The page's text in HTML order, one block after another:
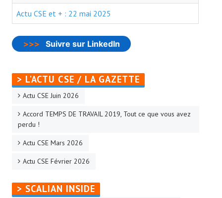
- Le Bistrot
Recherche avancée
S'inscrire à la Newletter Linkedin
Liens CFTC
Rejoignez Nous !
> La Team en action
Actu CSE et + : 22 mai 2025
>>> Suivre sur LinkedIn
> L'ACTU CSE / LA GAZETTE
Actu CSE Juin 2026
Accord TEMPS DE TRAVAIL 2019, Tout ce que vous avez
perdu !
Actu CSE Mars 2026
Actu CSE Février 2026
> SCALIAN INSIDE